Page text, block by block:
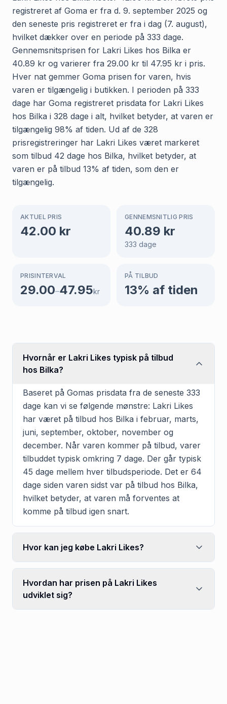
registreret af Goma er fra d. 9. september 2025 og
den seneste pris registreret er fra i dag (7. august),
hvilket dækker over en periode på 333 dage.
Gennemsnitsprisen for Lakri Likes hos Bilka er
40.89 kr og varierer fra 29.00 kr til 47.95 kr i pris.
Hver nat gemmer Goma prisen for varen, hvis
varen er tilgængelig i butikken. I perioden på 333
dage har Goma registreret prisdata for Lakri Likes
hos Bilka i 328 dage i alt, hvilket betyder, at varen er
tilgængelig 98% af tiden. Ud af de 328
prisregistreringer har Lakri Likes været markeret
som tilbud 42 dage hos Bilka, hvilket betyder, at
varen er på tilbud 13% af tiden, som den er
tilgængelig.
AKTUEL PRIS
42.00 kr
GENNEMSNITLIG PRIS
40.89 kr
333 dage
PRISINTERVAL
29.00–47.95kr
PÅ TILBUD
13% af tiden
Hvornår er Lakri Likes typisk på tilbud
hos Bilka?
Baseret på Gomas prisdata fra de seneste 333
dage kan vi se følgende mønstre: Lakri Likes
har været på tilbud hos Bilka i februar, marts,
juni, september, oktober, november og
december. Når varen kommer på tilbud, varer
tilbuddet typisk omkring 7 dage. Der går typisk
45 dage mellem hver tilbudsperiode. Det er 64
dage siden varen sidst var på tilbud hos Bilka,
hvilket betyder, at varen må forventes at
komme på tilbud igen snart.
Hvor kan jeg købe Lakri Likes?
Hvordan har prisen på Lakri Likes
udviklet sig?